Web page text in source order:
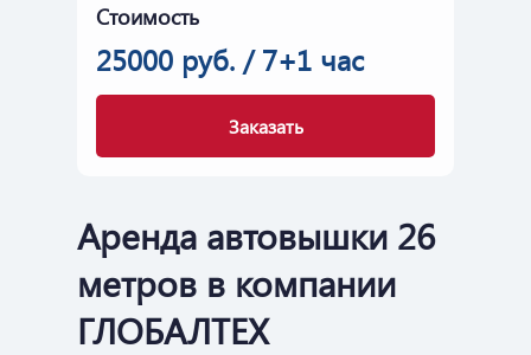
Стоимость
25000 руб. / 7+1 час
Заказать
Аренда автовышки 26
метров в компании
ГЛОБАЛТЕХ